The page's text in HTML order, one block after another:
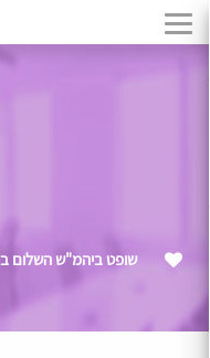
שופט ביהמ"ש השלום